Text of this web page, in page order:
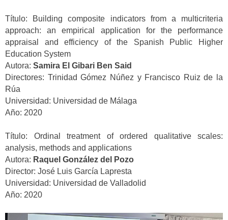
Título: Building composite indicators from a multicriteria
approach: an empirical application for the performance
appraisal and efficiency of the Spanish Public Higher
Education System
Autora: Samira El Gibari Ben Said
Directores: Trinidad Gómez Núñez y Francisco Ruiz de la
Rúa
Universidad: Universidad de Málaga
Año: 2020
Título: Ordinal treatment of ordered qualitative scales:
analysis, methods and applications
Autora: Raquel González del Pozo
Director: José Luis García Lapresta
Universidad: Universidad de Valladolid
Año: 2020